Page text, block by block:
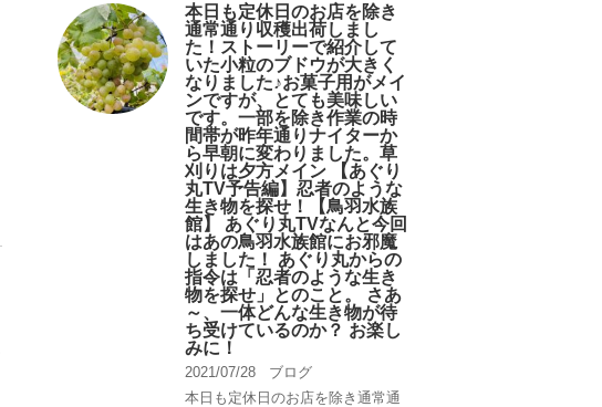
本日も定休日のお店を除き
通常通り収穫出荷しまし
た！ストーリーで紹介して
いた小粒のブドウが大きく
なりました♪お菓子用がメイ
ンですが、とても美味しい
です。一部を除き作業の時
間帯が昨年通りナイターか
ら早朝に変わりました。草
刈りは夕方メイン 【あぐり
丸TV予告編】忍者のような
生き物を探せ！【鳥羽水族
館】 あぐり丸TVなんと今回
はあの鳥羽水族館にお邪魔
しました！ あぐり丸からの
指令は「忍者のような生き
物を探せ」とのこと。 さあ
～、一体どんな生き物が待
ち受けているのか？ お楽し
みに！
2021/07/28
ブログ
本日も定休日のお店を除き通常通